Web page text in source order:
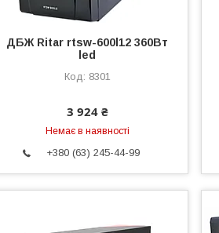
ДБЖ Ritar rtsw-600l12 360Вт
led
8301
3 924 ₴
Немає в наявності
+380 (63) 245-44-99